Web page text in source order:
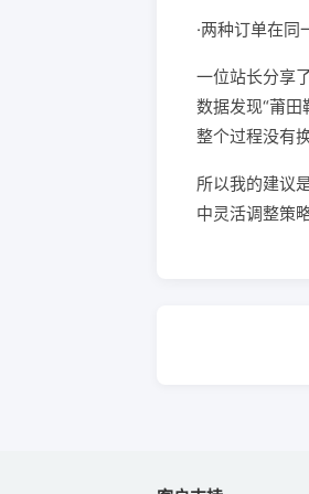
·两种订单在
一位站长分享
数据发现“莆田
整个过程没有
所以我的建议
中灵活调整策